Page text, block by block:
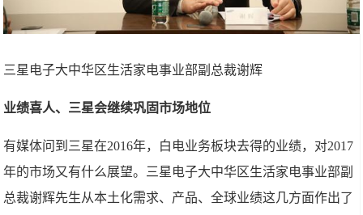
三星电子大中华区生活家电事业部副总裁谢辉
业绩喜人、三星会继续巩固市场地位
有媒体问到三星在2016年，白电业务板块去得的业绩，对2017
年的市场又有什么展望。三星电子大中华区生活家电事业部副
总裁谢辉先生从本土化需求、产品、全球业绩这几方面作出了